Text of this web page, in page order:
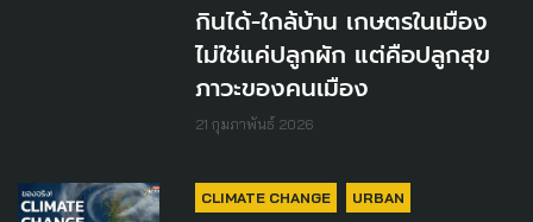
กินได้-ใกล้บ้าน เกษตรในเมือง
ไม่ใช่แค่ปลูกผัก แต่คือปลูกสุข
ภาวะของคนเมือง
21 กุมภาพันธ์ 2026
CLIMATE CHANGE URBAN